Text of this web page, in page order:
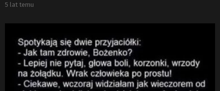
5 lat temu